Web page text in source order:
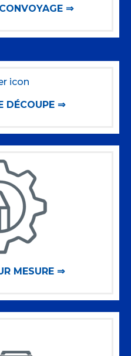
⇒
DÉCOUPE ⇒
MESURE ⇒